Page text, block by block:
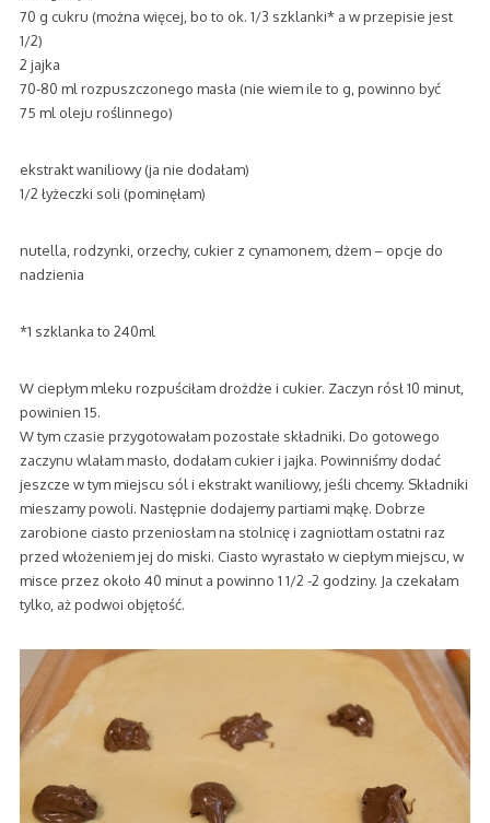
70 g cukru (można więcej, bo to ok. 1/3 szklanki* a w przepisie jest
1/2)
2 jajka
70-80 ml rozpuszczonego masła (nie wiem ile to g, powinno być
75 ml oleju roślinnego)
ekstrakt waniliowy (ja nie dodałam)
1/2 łyżeczki soli (pominęłam)
nutella, rodzynki, orzechy, cukier z cynamonem, dżem – opcje do
nadzienia
*1 szklanka to 240ml
W ciepłym mleku rozpuściłam drożdże i cukier. Zaczyn rósł 10 minut,
powinien 15.
W tym czasie przygotowałam pozostałe składniki. Do gotowego
zaczynu wlałam masło, dodałam cukier i jajka. Powinniśmy dodać
jeszcze w tym miejscu sól i ekstrakt waniliowy, jeśli chcemy. Składniki
mieszamy powoli. Następnie dodajemy partiami mąkę. Dobrze
zarobione ciasto przeniosłam na stolnicę i zagniotłam ostatni raz
przed włożeniem jej do miski. Ciasto wyrastało w ciepłym miejscu, w
misce przez około 40 minut a powinno 1 1/2 -2 godziny. Ja czekałam
tylko, aż podwoi objętość.